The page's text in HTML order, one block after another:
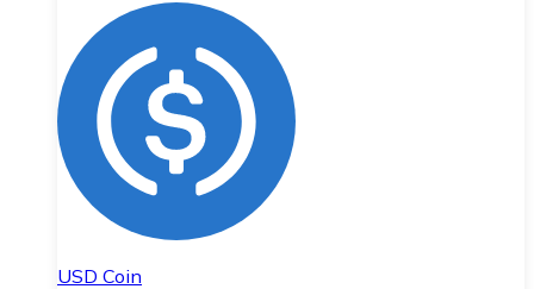
USD Coin